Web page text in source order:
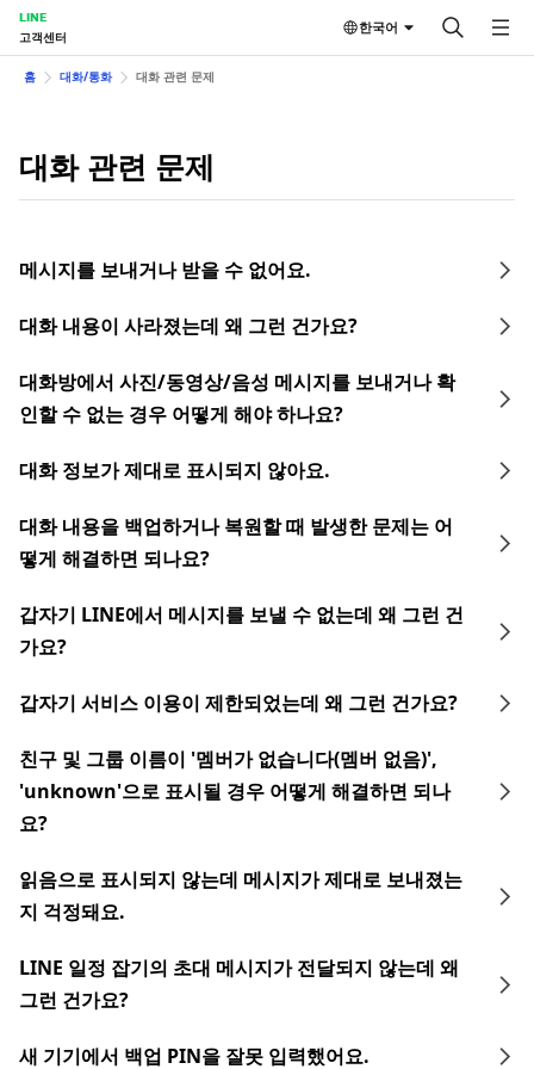
LINE
고객센터
한국어
홈 대화/통화 대화 관련 문제
대화 관련 문제
메시지를 보내거나 받을 수 없어요.
대화 내용이 사라졌는데 왜 그런 건가요?
대화방에서 사진/동영상/음성 메시지를 보내거나 확
인할 수 없는 경우 어떻게 해야 하나요?
대화 정보가 제대로 표시되지 않아요.
대화 내용을 백업하거나 복원할 때 발생한 문제는 어
떻게 해결하면 되나요?
갑자기 LINE에서 메시지를 보낼 수 없는데 왜 그런 건
가요?
갑자기 서비스 이용이 제한되었는데 왜 그런 건가요?
친구 및 그룹 이름이 '멤버가 없습니다(멤버 없음)',
'unknown'으로 표시될 경우 어떻게 해결하면 되나
요?
읽음으로 표시되지 않는데 메시지가 제대로 보내졌는
지 걱정돼요.
LINE 일정 잡기의 초대 메시지가 전달되지 않는데 왜
그런 건가요?
새 기기에서 백업 PIN을 잘못 입력했어요.